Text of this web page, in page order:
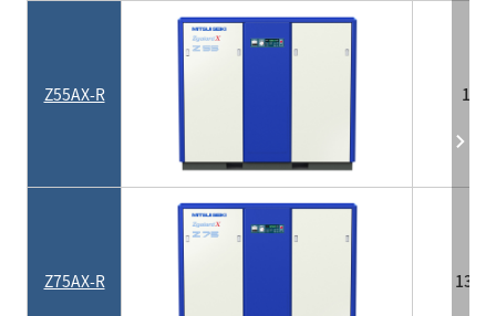
Z55AX-R 10
Z75AX-R 13.2